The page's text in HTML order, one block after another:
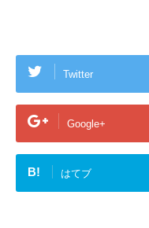
Twitter
Google+
B! はてブ